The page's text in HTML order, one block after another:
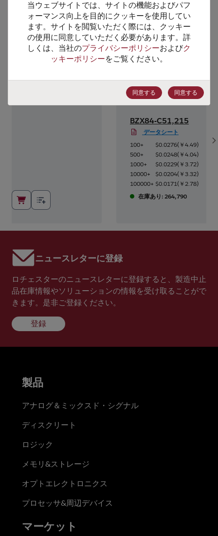
代替製品のご提案
BZX84-C51,215
データシート
100+
$0.0276(￥4.49)
500+
$0.0248(￥4.04)
1000+
$0.0229(￥3.72)
10000+
$0.0204(￥3.32)
100000+ $0.0171(￥2.78)
在庫あり: 264,790
ニュースレターに登録
ロチェスターのニュースレターに登録すると、製造中止
品在庫情報やソリューションの情報を受け取ることがで
きます。是非ご登録ください。
登録
当ウェブサイトでは、サイトの機能およびパフ
ォーマンス向上を目的にクッキーを使用してい
ます。サイトを閲覧いただく際には、クッキー
の使用に同意していただく必要があります。詳
しくは、当社のプライバシーポリシーおよびク
ッキーポリシーをご覧ください。
同意する 同意する
製品
アナログ＆ミックスド・シグナル
ディスクリート
ロジック
メモリ&ストレージ
オプトエレクトロニクス
プロセッサ&周辺デバイス
マーケット